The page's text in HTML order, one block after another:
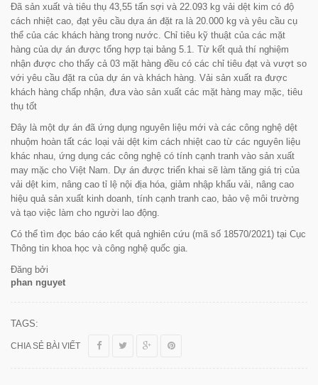
Đã sản xuất và tiêu thụ 43,55 tấn sợi và 22.093 kg vải dệt kim có độ
cách nhiệt cao, đạt yêu cầu dựa án đặt ra là 20.000 kg và yêu cầu cụ
thể của các khách hàng trong nước. Chỉ tiêu kỹ thuật của các mặt
hàng của dự án được tổng hợp tại bảng 5.1. Từ kết quả thí nghiệm
nhận được cho thấy cả 03 mặt hàng đều có các chỉ tiêu đạt và vượt so
với yêu cầu đặt ra của dự án và khách hàng. Vải sản xuất ra được
khách hàng chấp nhận, đưa vào sản xuất các mặt hàng may mặc, tiêu
thụ tốt
Đây là một dự án đã ứng dụng nguyên liệu mới và các công nghệ dệt
nhuộm hoàn tất các loại vải dệt kim cách nhiệt cao từ các nguyên liệu
khác nhau, ứng dụng các công nghệ có tính cạnh tranh vào sản xuất
may mặc cho Việt Nam. Dự án được triển khai sẽ làm tăng giá trị của
vải dệt kim, nâng cao tỉ lệ nội địa hóa, giảm nhập khẩu vải, nâng cao
hiệu quả sản xuất kinh doanh, tính cạnh tranh cao, bảo vệ môi trường
và tạo việc làm cho người lao động.
Có thể tìm đọc báo cáo kết quả nghiên cứu (mã số 18570/2021) tại Cục
Thông tin khoa học và công nghệ quốc gia.
Đăng bởi
phan nguyet
TAGS:
CHIA SẺ BÀI VIẾT